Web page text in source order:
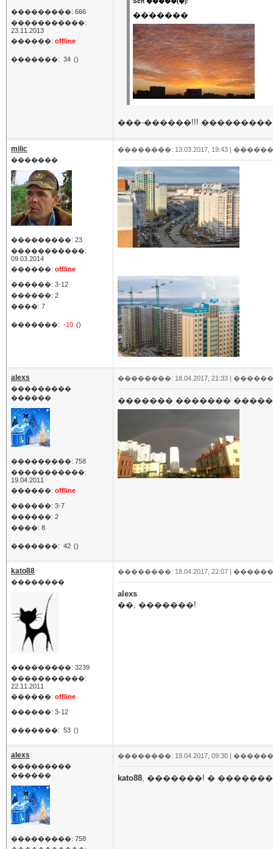
���������: 666
�����������:
23.11.2013
������: offline
�������: 34 ()
�������
���-������!!!
milic
�������
���������: 23
�����������:
09.03.2014
������: offline
������: 3-12
������: 2
����: 7
�������: -10 ()
��������: 13.03.2017, 19:43 |
alexs
���������
������
���������: 758
�����������:
19.04.2011
������: offline
������: 3-7
������: 2
����: 8
�������: 42 ()
��������: 18.04.2017, 21:33 |
������� �������
kato88
��������
���������: 3239
�����������:
22.11.2011
������: offline
������: 3-12
�������: 53 ()
��������: 18.04.2017, 22:07 |
alexs
��, �������!
alexs
���������
������
���������: 758
��������: 19.04.2017, 09:30 |
kato88, �������! �